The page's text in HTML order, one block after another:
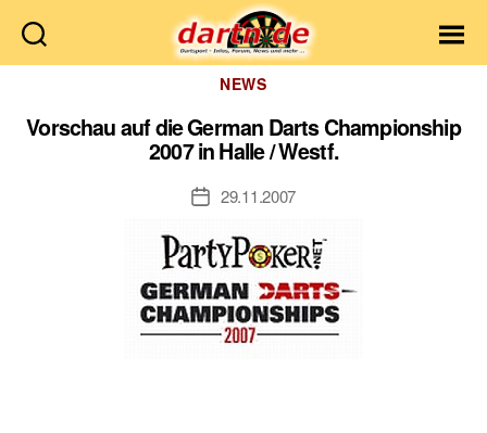
Dartn.de
Kategorien
NEWS
Vorschau auf die German Darts Championship
2007 in Halle / Westf.
Veröffentlichungsdatum
29.11.2007